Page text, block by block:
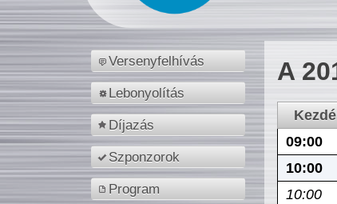
Versenyfelhívás
Lebonyolítás
Díjazás
Szponzorok
Program
A
09:00
10:00
10:00